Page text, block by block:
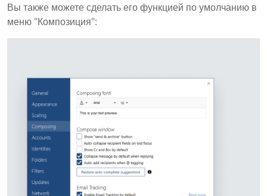
Вы также можете сделать его функцией по умолчанию в
меню "Композиция":